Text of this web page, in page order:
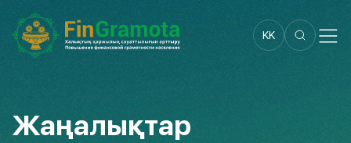
KK
Жаңалықтар